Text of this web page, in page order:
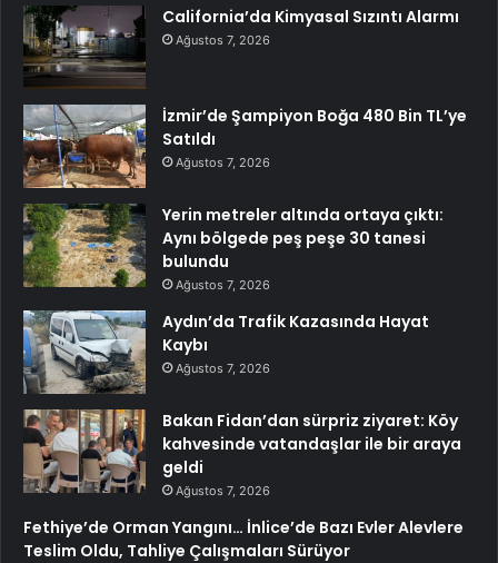
California’da Kimyasal Sızıntı Alarmı
Ağustos 7, 2026
İzmir’de Şampiyon Boğa 480 Bin TL’ye
Satıldı
Ağustos 7, 2026
Yerin metreler altında ortaya çıktı:
Aynı bölgede peş peşe 30 tanesi
bulundu
Ağustos 7, 2026
Aydın’da Trafik Kazasında Hayat
Kaybı
Ağustos 7, 2026
Bakan Fidan’dan sürpriz ziyaret: Köy
kahvesinde vatandaşlar ile bir araya
geldi
Ağustos 7, 2026
Fethiye’de Orman Yangını… İnlice’de Bazı Evler Alevlere
Teslim Oldu, Tahliye Çalışmaları Sürüyor